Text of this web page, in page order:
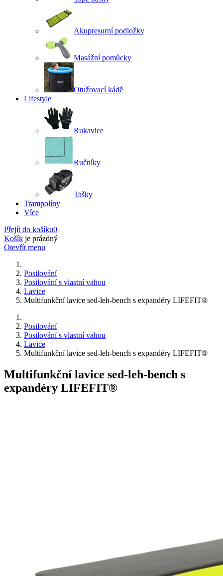
Akupresurní podložky
Masážní pomůcky
Otužovací kádě
Lifestyle
Rukavice
Ručníky
Tašky
Trampolíny
Více
Přejít do košíku0
Košík je prázdný
Otevřít menu
Posilování
Posilování s vlastní vahou
Lavice
Multifunkční lavice sed-leh-bench s expandéry LIFEFIT®
Posilování
Posilování s vlastní vahou
Lavice
Multifunkční lavice sed-leh-bench s expandéry LIFEFIT®
Multifunkční lavice sed-leh-bench s
expandéry LIFEFIT®